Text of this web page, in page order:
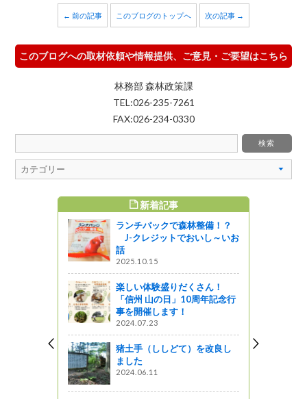
← 前の記事 このブログのトップへ 次の記事 →
このブログへの取材依頼や情報提供、ご意見・ご要望はこちら
林務部 森林政策課
TEL:026-235-7261
FAX:026-234-0330
新着記事
ランチパックで森林整備！？
J-クレジットでおいし～いお
話
2025.10.15
楽しい体験盛りだくさん！
「信州 山の日」10周年記念行
事を開催します！
2024.07.23
猪土手（ししどて）を改良し
ました
2024.06.11